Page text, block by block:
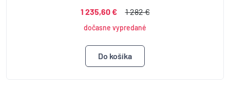
1 235,60 € 1 282 €
dočasne vypredané